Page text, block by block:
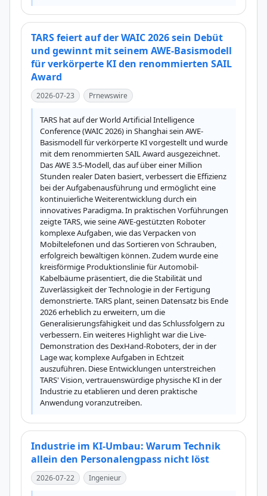
TARS feiert auf der WAIC 2026 sein Debüt
und gewinnt mit seinem AWE-Basismodell
für verkörperte KI den renommierten SAIL
Award
2026-07-23 Prnewswire
TARS hat auf der World Artificial Intelligence
Conference (WAIC 2026) in Shanghai sein AWE-
Basismodell für verkörperte KI vorgestellt und wurde
mit dem renommierten SAIL Award ausgezeichnet.
Das AWE 3.5-Modell, das auf über einer Million
Stunden realer Daten basiert, verbessert die Effizienz
bei der Aufgabenausführung und ermöglicht eine
kontinuierliche Weiterentwicklung durch ein
innovatives Paradigma. In praktischen Vorführungen
zeigte TARS, wie seine AWE-gestützten Roboter
komplexe Aufgaben, wie das Verpacken von
Mobiltelefonen und das Sortieren von Schrauben,
erfolgreich bewältigen können. Zudem wurde eine
kreisförmige Produktionslinie für Automobil-
Kabelbäume präsentiert, die die Stabilität und
Zuverlässigkeit der Technologie in der Fertigung
demonstrierte. TARS plant, seinen Datensatz bis Ende
2026 erheblich zu erweitern, um die
Generalisierungsfähigkeit und das Schlussfolgern zu
verbessern. Ein weiteres Highlight war die Live-
Demonstration des DexHand-Roboters, der in der
Lage war, komplexe Aufgaben in Echtzeit
auszuführen. Diese Entwicklungen unterstreichen
TARS' Vision, vertrauenswürdige physische KI in der
Industrie zu etablieren und deren praktische
Anwendung voranzutreiben.
Industrie im KI-Umbau: Warum Technik
allein den Personalengpass nicht löst
2026-07-22 Ingenieur